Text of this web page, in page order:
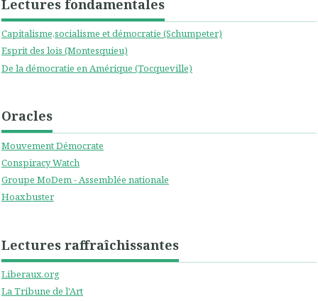
Lectures fondamentales
Capitalisme,socialisme et démocratie (Schumpeter)
Esprit des lois (Montesquieu)
De la démocratie en Amérique (Tocqueville)
Oracles
Mouvement Démocrate
Conspiracy Watch
Groupe MoDem - Assemblée nationale
Hoaxbuster
Lectures raffraîchissantes
Liberaux.org
La Tribune de l'Art